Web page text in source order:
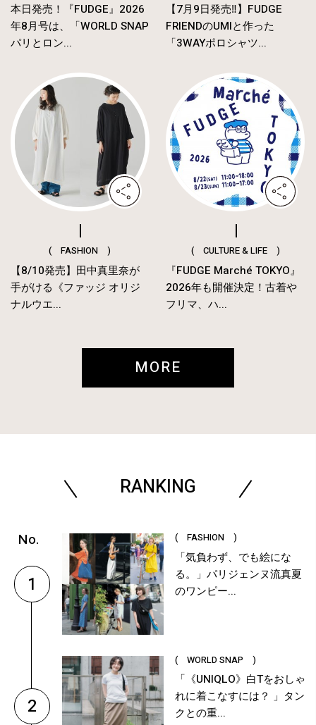
本日発売！『FUDGE』2026
年8月号は、「WORLD SNAP
パリとロン...
【7月9日発売‼︎】FUDGE
FRIENDのUMIと作った
「3WAYポロシャツ...
( FASHION )
【8/10発売】田中真里奈が
手がける《ファッジ オリジ
ナルウエ...
( CULTURE & LIFE )
『FUDGE Marché TOKYO』
2026年も開催決定！古着や
フリマ、ハ...
MORE
RANKING
1
( FASHION )
「気負わず、でも絵にな
る。」パリジェンヌ流真夏
のワンピー...
2
( WORLD SNAP )
「《UNIQLO》白Tをおしゃ
れに着こなすには？ 」タン
クとの重...